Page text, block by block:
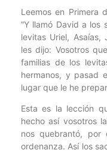
Leemos en Primera
“Y llamó David a los
levitas Uriel, Asaías,
les dijo: Vosotros
familias de los
hermanos, y pasad
lugar que le he
Esta es la lección
hecho así vosotros
nos quebrantó, por
ordenanza. Así los